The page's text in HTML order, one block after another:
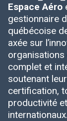
Initiatives
Écosystème
Espace Aéro
gestionnaire
québécoise
axée sur
complet et
soutenant
certification,
productivité
internationaux.